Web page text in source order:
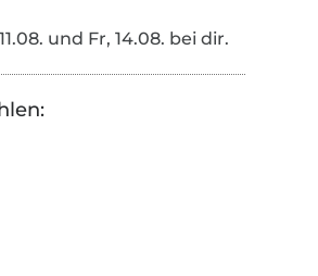
und Fr, 14.08. bei dir.